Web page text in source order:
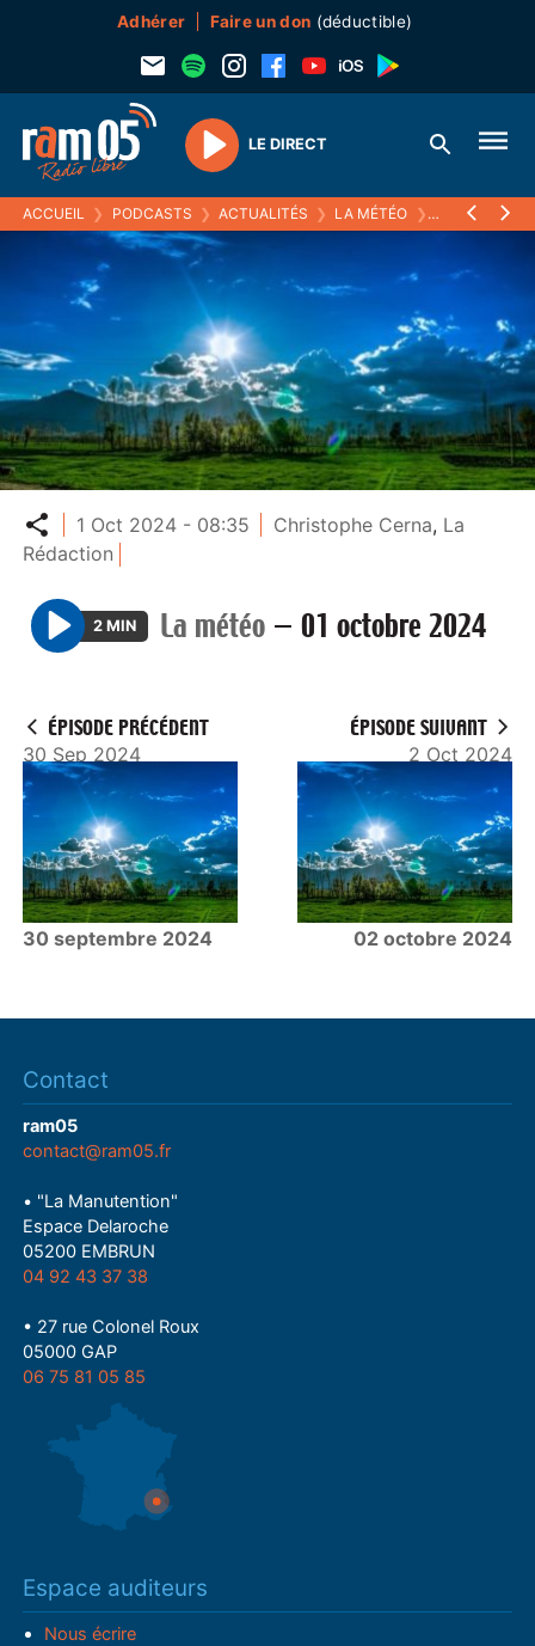
Adhérer Faire un don (déductible)
Play
LE DIRECT
ACCUEIL ❯ PODCASTS ❯ ACTUALITÉS ❯ LA MÉTÉO ❯ 01 OCTOBRE
Partager
1 Oct 2024 - 08:35 Christophe Cerna, La
Rédaction
P
y
2 MIN La météo — 01 octobre 2024
ÉPISODE PRÉCÉDENT
30 Sep 2024
30 septembre 2024
ÉPISODE SUIVANT
2 Oct 2024
02 octobre 2024
Contact
ram05
contact@ram05.fr
• "La Manutention"
Espace Delaroche
05200 EMBRUN
04 92 43 37 38
• 27 rue Colonel Roux
05000 GAP
06 75 81 05 85
Espace auditeurs
Nous écrire